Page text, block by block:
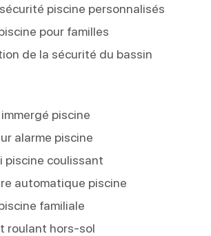
piscine personnalisés
pour familles
de la sécurité du bassin
piscine
alarme piscine
piscine coulissant
automatique piscine
familiale
roulant hors-sol